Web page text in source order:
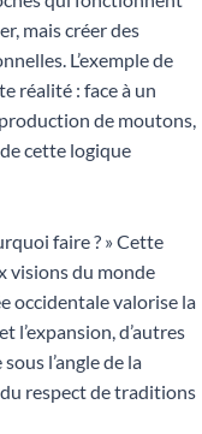
mais créer des
L’exemple de
réalité : face à un
de moutons,
cette logique
faire ? » Cette
visions du monde
occidentale valorise la
l’expansion, d’autres
l’angle de la
respect de traditions